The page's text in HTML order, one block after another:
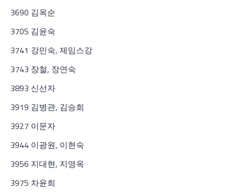
3690 김옥순
3705 김윤숙
3741 강민숙, 제임스강
3743 장철, 장연숙
3893 신선자
3919 김병관, 김승희
3927 이문자
3944 이광원, 이현숙
3956 지대현, 지영옥
3975 차윤희